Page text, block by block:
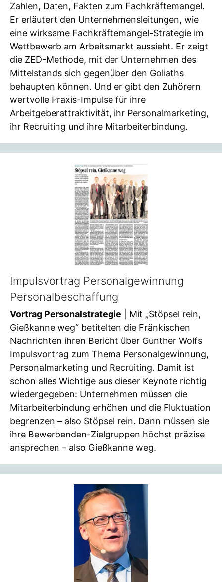
Zahlen, Daten, Fakten zum Fachkräftemangel.
Er erläutert den Unternehmensleitungen, wie
eine wirksame Fachkräftemangel-Strategie im
Wettbewerb am Arbeitsmarkt aussieht. Er zeigt
die ZED-Methode, mit der Unternehmen des
Mittelstands sich gegenüber den Goliaths
behaupten können. Und er gibt den Zuhörern
wertvolle Praxis-Impulse für ihre
Arbeitgeberattraktivität, ihr Personalmarketing,
ihr Recruiting und ihre Mitarbeiterbindung.
Impulsvortrag Personalgewinnung
Personalbeschaffung
Vortrag Personalstrategie | Mit „Stöpsel rein,
Gießkanne weg“ betitelten die Fränkischen
Nachrichten ihren Bericht über Gunther Wolfs
Impulsvortrag zum Thema Personalgewinnung,
Personalmarketing und Recruiting. Damit ist
schon alles Wichtige aus dieser Keynote richtig
wiedergegeben: Unternehmen müssen die
Mitarbeiterbindung erhöhen und die Fluktuation
begrenzen – also Stöpsel rein. Dann müssen sie
ihre Bewerbenden-Zielgruppen höchst präzise
ansprechen – also Gießkanne weg.